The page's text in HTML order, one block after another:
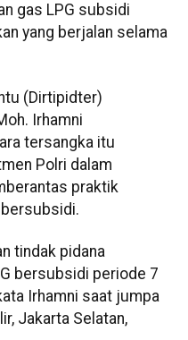
gas LPG subsidi
yang berjalan selama
(Dirtipidter)
Irhamni
tersangka itu
Polri dalam
praktik
tindak pidana
bersubsidi periode 7
Irhamni saat jumpa
Jakarta Selatan,